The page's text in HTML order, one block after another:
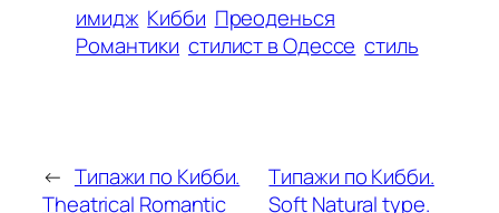
имидж Кибби Преоденься
Романтики стилист в Одессе стиль
← Типажи по Кибби.
Theatrical Romantic
Типажи по Кибби.
Soft Natural type.